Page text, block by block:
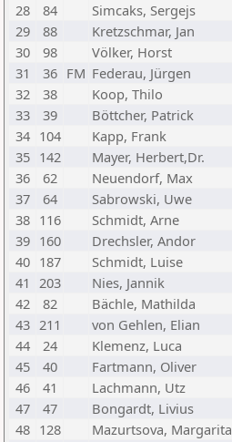
28
84 Simcaks, Sergejs
29
88 Kretzschmar, Jan
30
98 Völker, Horst
31
36 FM Federau, Jürgen
32
38 Koop, Thilo
33
39 Böttcher, Patrick
34 104 Kapp, Frank
35 142 Mayer, Herbert,Dr.
36
62 Neuendorf, Max
37
64 Sabrowski, Uwe
38 116 Schmidt, Arne
39 160 Drechsler, Andor
40 187 Schmidt, Luise
41 203 Nies, Jannik
42
82 Bächle, Mathilda
43 211 von Gehlen, Elian
44
24 Klemenz, Luca
45
40 Fartmann, Oliver
46
41 Lachmann, Utz
47
47 Bongardt, Livius
48 128 Mazurtsova, Margarita